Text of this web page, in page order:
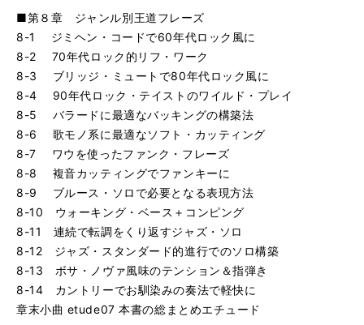
■第８章 ジャンル別王道フレーズ
8-1 ジミヘン・コードで60年代ロック風に
8-2 70年代ロック的リフ・ワーク
8-3 ブリッジ・ミュートで80年代ロック風に
8-4 90年代ロック・テイストのワイルド・プレイ
8-5 バラードに最適なバッキングの構築法
8-6 歌モノ系に最適なソフト・カッティング
8-7 ワウを使ったファンク・フレーズ
8-8 複音カッティングでファンキーに
8-9 ブルース・ソロで必要となる表現方法
8-10 ウォーキング・ベース＋コンピング
8-11 連続で転調をくり返すジャズ・ソロ
8-12 ジャズ・スタンダード的進行でのソロ構築
8-13 ボサ・ノヴァ風味のテンション＆指弾き
8-14 カントリーでお馴染みの奏法で軽快に
章末小曲 etude07 本書の総まとめエチュード